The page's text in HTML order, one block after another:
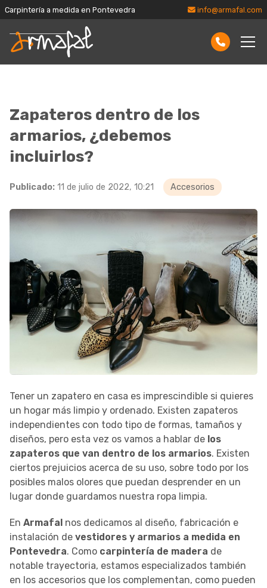
Carpintería a medida en Pontevedra info@armafal.com
Zapateros dentro de los
armarios, ¿debemos
incluirlos?
Publicado: 11 de julio de 2022, 10:21 Accesorios
Tener un zapatero en casa es imprescindible si quieres
un hogar más limpio y ordenado. Existen zapateros
independientes con todo tipo de formas, tamaños y
diseños, pero esta vez os vamos a hablar de los
zapateros que van dentro de los armarios. Existen
ciertos prejuicios acerca de su uso, sobre todo por los
posibles malos olores que puedan desprender en un
lugar donde guardamos nuestra ropa limpia.
En Armafal nos dedicamos al diseño, fabricación e
instalación de vestidores y armarios a medida en
Pontevedra. Como carpintería de madera de
notable trayectoria, estamos especializados también
en los accesorios que los complementan, como pueden